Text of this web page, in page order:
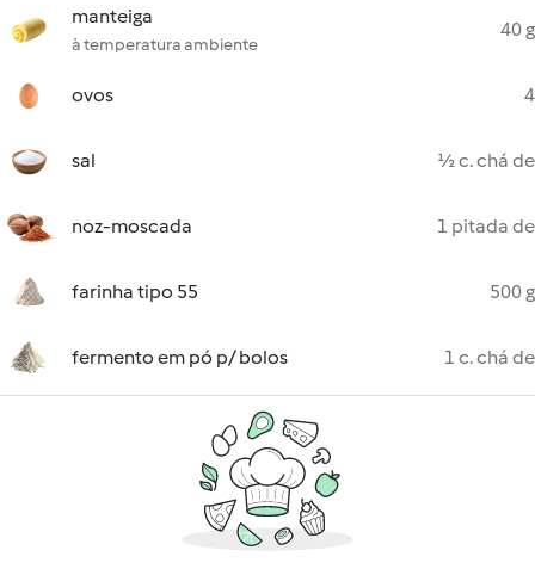
manteiga
à temperatura ambiente
40 g
ovos 4
sal ½ c. chá de
noz-moscada 1 pitada de
farinha tipo 55 500 g
fermento em pó p/ bolos 1 c. chá de